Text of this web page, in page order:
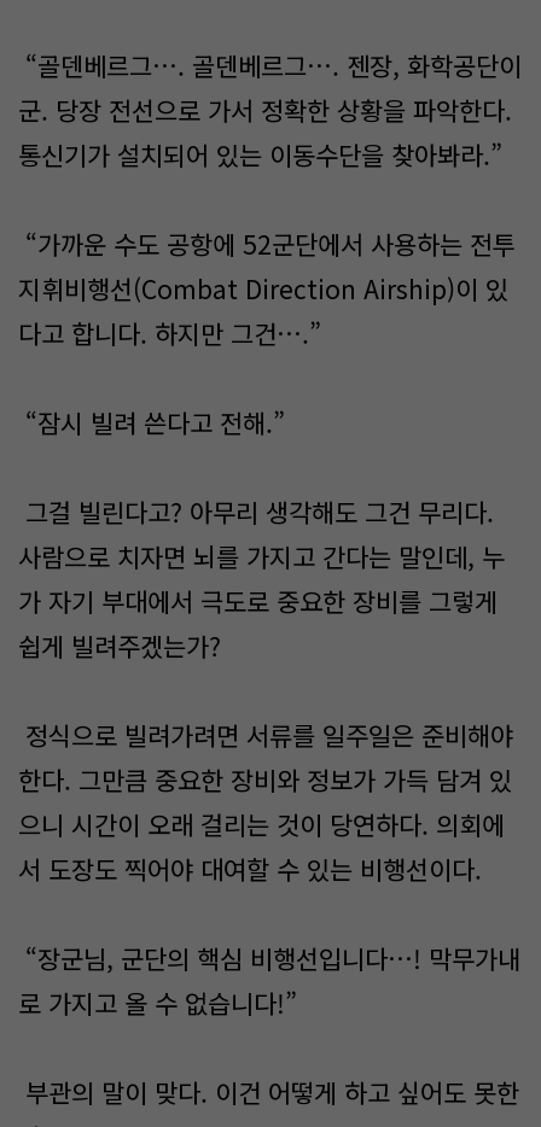
“골덴베르그…. 골덴베르그…. 젠장, 화학공단이
군. 당장 전선으로 가서 정확한 상황을 파악한다.
통신기가 설치되어 있는 이동수단을 찾아봐라.”
“가까운 수도 공항에 52군단에서 사용하는 전투
지휘비행선(Combat Direction Airship)이 있
다고 합니다. 하지만 그건….”
“잠시 빌려 쓴다고 전해.”
그걸 빌린다고? 아무리 생각해도 그건 무리다.
사람으로 치자면 뇌를 가지고 간다는 말인데, 누
가 자기 부대에서 극도로 중요한 장비를 그렇게
쉽게 빌려주겠는가?
정식으로 빌려가려면 서류를 일주일은 준비해야
한다. 그만큼 중요한 장비와 정보가 가득 담겨 있
으니 시간이 오래 걸리는 것이 당연하다. 의회에
서 도장도 찍어야 대여할 수 있는 비행선이다.
“장군님, 군단의 핵심 비행선입니다…! 막무가내
로 가지고 올 수 없습니다!”
부관의 말이 맞다. 이건 어떻게 하고 싶어도 못한